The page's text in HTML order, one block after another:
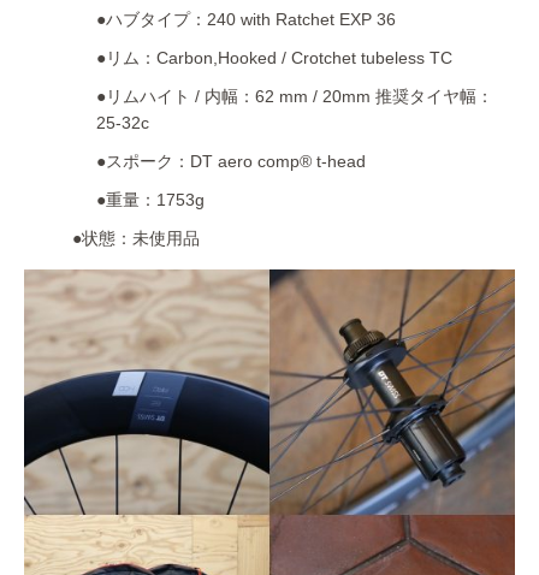
●ハブタイプ：240 with Ratchet EXP 36
●リム：Carbon,Hooked / Crotchet tubeless TC
●リムハイト / 内幅：62 mm / 20mm 推奨タイヤ幅：
25-32c
●スポーク：DT aero comp® t-head
●重量：1753g
●状態：未使用品